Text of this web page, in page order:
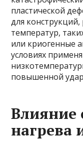
пластической
для
температур,
или криогенные
условиях
повышенной
Влияние
нагрева